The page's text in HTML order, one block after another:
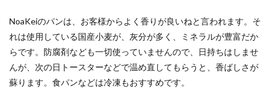
NoaKeiのパンは、お客様からよく香りが良いねと言われます。そ
れは使用している国産小麦が、灰分が多く、ミネラルが豊富だか
らです。防腐剤なども一切使っていませんので、日持ちはしませ
んが、次の日トースターなどで温め直してもらうと、香ばしさが
蘇ります。食パンなどは冷凍もおすすめです。